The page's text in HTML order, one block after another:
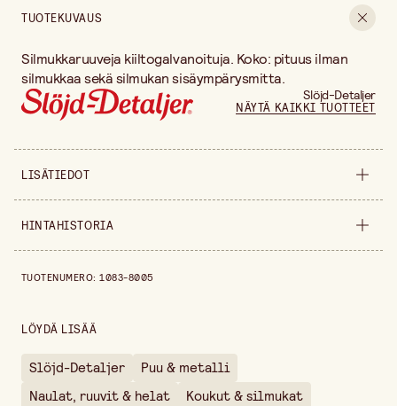
TUOTEKUVAUS
Silmukkaruuveja kiiltogalvanoituja. Koko: pituus ilman
silmukkaa sekä silmukan sisäympärysmitta.
Slöjd-Detaljer
NÄYTÄ KAIKKI TUOTTEET
LISÄTIEDOT
Tuoteversio 10x5 mm
Leveys
Pakkausmäärä
HINTAHISTORIA
TUOTENUMERO:1083-8005
LÖYDÄ LISÄÄ
Slöjd-Detaljer
Puu & metalli
Naulat, ruuvit & helat
Koukut & silmukat